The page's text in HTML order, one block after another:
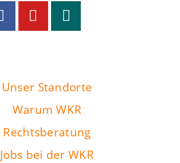
Unser Standorte
Warum WKR
Rechtsberatung
Jobs bei der WKR